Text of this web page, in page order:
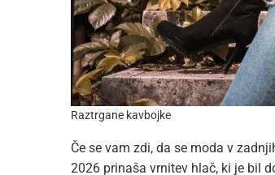
Raztrgane kavbojke
Če se vam zdi, da se moda v
2026 prinaša vrnitev hlač, ki je bil